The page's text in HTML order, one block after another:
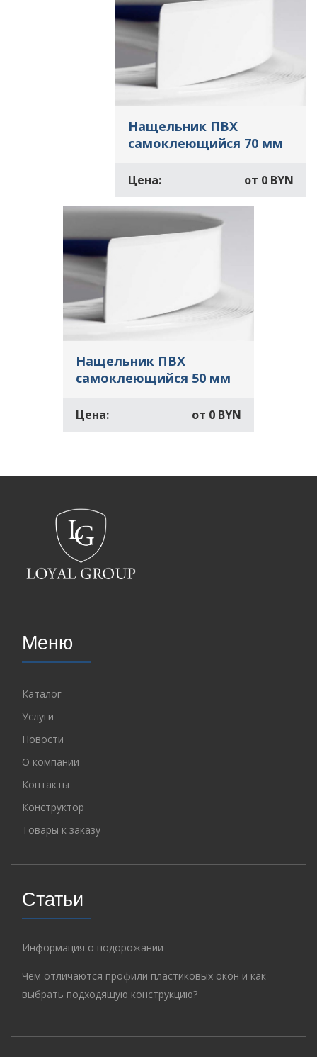
Нащельник ПВХ
самоклеющийся 70 мм
Цена: от 0 BYN
Нащельник ПВХ
самоклеющийся 50 мм
Цена: от 0 BYN
Меню
Каталог
Услуги
Новости
О компании
Контакты
Конструктор
Товары к заказу
Статьи
Информация о подорожании
Чем отличаются профили пластиковых окон и как
выбрать подходящую конструкцию?